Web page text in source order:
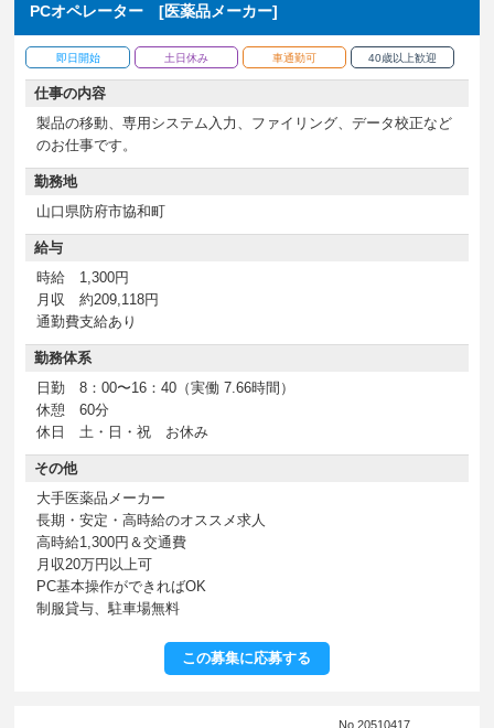
PCオペレーター [医薬品メーカー]
即日開始 土日休み 車通勤可 40歳以上歓迎
仕事の内容
製品の移動、専用システム入力、ファイリング、データ校正など
のお仕事です。
勤務地
山口県防府市協和町
給与
時給 1,300円
月収 約209,118円
通勤費支給あり
勤務体系
日勤 8：00〜16：40（実働 7.66時間）
休憩 60分
休日 土・日・祝 お休み
その他
大手医薬品メーカー
長期・安定・高時給のオススメ求人
高時給1,300円＆交通費
月収20万円以上可
PC基本操作ができればOK
制服貸与、駐車場無料
この募集に応募する
No.20510417